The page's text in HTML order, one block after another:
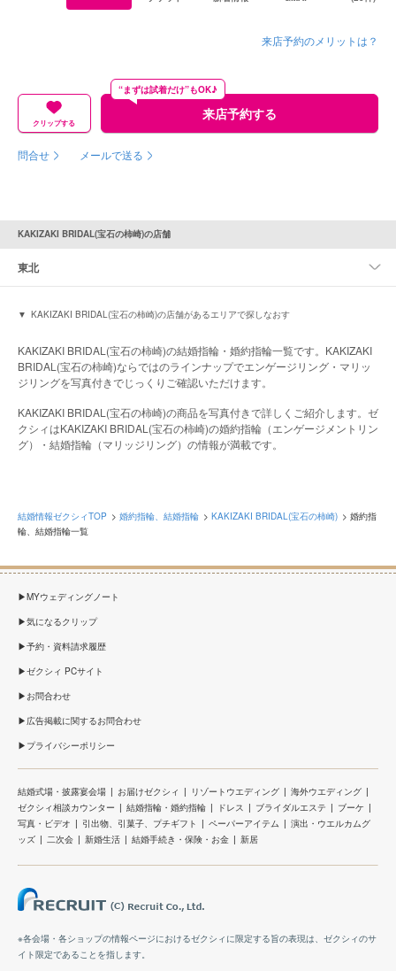
来店予約のメリットは？
クリップする
来店予約する
“まずは試着だけ”もOK♪
問合せ メールで送る
KAKIZAKI BRIDAL(宝石の柿崎)の店舗
東北
KAKIZAKI BRIDAL(宝石の柿崎)の店舗があるエリアで探しなおす
KAKIZAKI BRIDAL(宝石の柿崎)の結婚指輪・婚約指輪一覧です。KAKIZAKI
BRIDAL(宝石の柿崎)ならではのラインナップでエンゲージリング・マリッ
ジリングを写真付きでじっくりご確認いただけます。
KAKIZAKI BRIDAL(宝石の柿崎)の商品を写真付きで詳しくご紹介します。ゼ
クシィはKAKIZAKI BRIDAL(宝石の柿崎)の婚約指輪（エンゲージメントリン
グ）・結婚指輪（マリッジリング）の情報が満載です。
結婚情報ゼクシィTOP 婚約指輪、結婚指輪 KAKIZAKI BRIDAL(宝石の柿崎)
婚約指
輪、結婚指輪一覧
MYウェディングノート
気になるクリップ
予約・資料請求履歴
ゼクシィ PCサイト
お問合わせ
広告掲載に関するお問合わせ
プライバシーポリシー
結婚式場・披露宴会場 お届けゼクシィ リゾートウエディング
海外ウエディング
ゼクシィ相談カウンター
結婚指輪・婚約指輪 ドレス ブライダルエステ
ブーケ
写真・ビデオ
引出物、引菓子、プチギフト ペーパーアイテム
演出・ウエルカムグ
ッズ
二次会 新婚生活 結婚手続き・保険・お金 新居
※各会場・各ショップの情報ページにおけるゼクシィに限定する旨の表現は、ゼクシィのサ
イト限定であることを指します。